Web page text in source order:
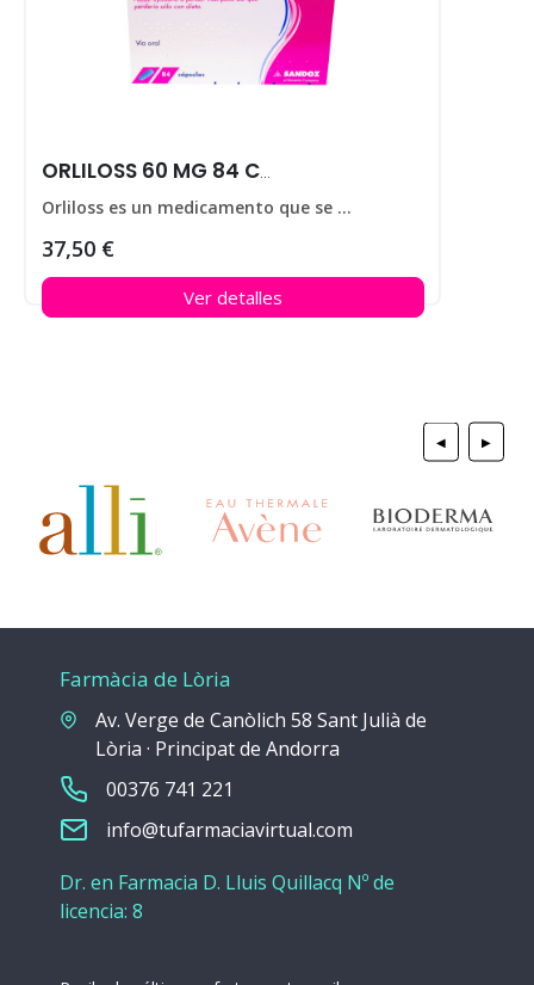
ORLILOSS 60 MG 84 CAPS
Orliloss es un medicamento que se utiliza para ayudar a perder peso en personas que padecen obesidad.
37,50 €
Ver detalles
◀ ▶
Farmàcia de Lòria
Av. Verge de Canòlich 58 Sant Julià de
Lòria · Principat de Andorra
00376 741 221
info@tufarmaciavirtual.com
Dr. en Farmacia D. Lluis Quillacq Nº de
licencia: 8